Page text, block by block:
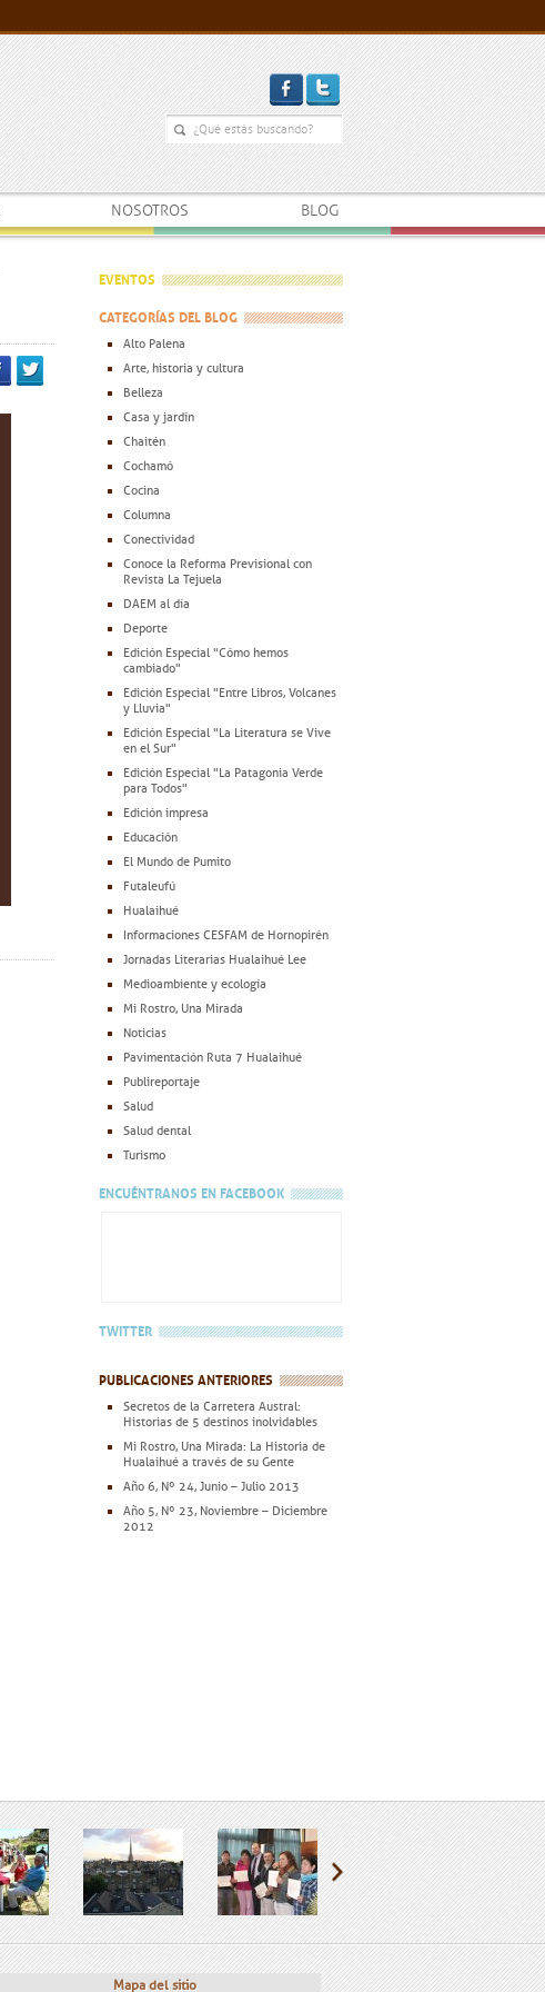
NOSOTROS BLOG
EVENTOS
CATEGORÍAS DEL BLOG
Alto Palena
Arte, historia y cultura
Belleza
Casa y jardín
Chaitén
Cochamó
Cocina
Columna
Conectividad
Conoce la Reforma Previsional con
Revista La Tejuela
DAEM al día
Deporte
Edición Especial "Cómo hemos
cambiado"
Edición Especial "Entre Libros, Volcanes
y Lluvia"
Edición Especial "La Literatura se Vive
en el Sur"
Edición Especial "La Patagonia Verde
para Todos"
Edición impresa
Educación
El Mundo de Pumito
Futaleufú
Hualaihué
Informaciones CESFAM de Hornopirén
Jornadas Literarias Hualaihué Lee
Medioambiente y ecología
Mi Rostro, Una Mirada
Noticias
Pavimentación Ruta 7 Hualaihué
Publireportaje
Salud
Salud dental
Turismo
ENCUÉNTRANOS EN FACEBOOK
TWITTER
PUBLICACIONES ANTERIORES
Secretos de la Carretera Austral:
Historias de 5 destinos inolvidables
Mi Rostro, Una Mirada: La Historia de
Hualaihué a través de su Gente
Año 6, Nº 24, Junio – Julio 2013
Año 5, Nº 23, Noviembre – Diciembre
2012
Mapa del sitio